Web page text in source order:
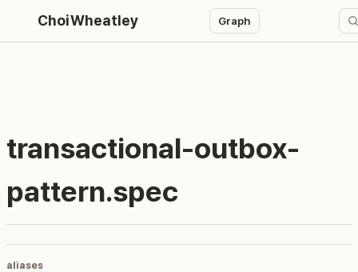
ChoiWheatley Graph
transactional-outbox-
pattern.spec
aliases